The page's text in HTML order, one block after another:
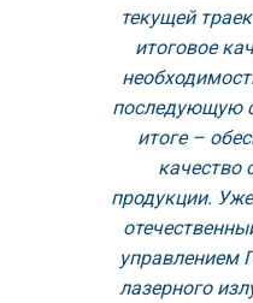
текущей
итоговое
последующую
итоге –
качество
продукции.
управлением
лазерного